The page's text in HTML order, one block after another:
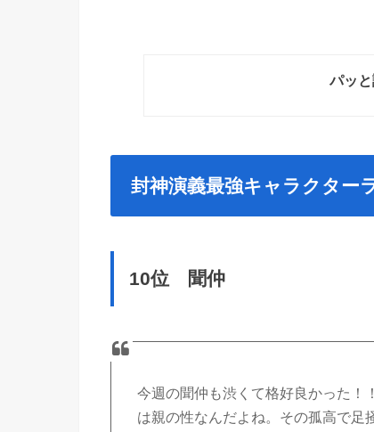
パッ
封神演義最強キャラクター
10位 聞仲
今週の聞仲も渋くて格好良かった！
は親の性なんだよね。その孤高で足